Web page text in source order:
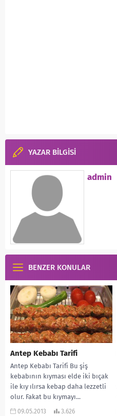
YAZAR BİLGİSİ
admin
BENZER KONULAR
Antep Kebabı Tarifi
Antep Kebabı Tarifi Bu şiş
kebabının kıyması elde iki bıçak
ile kıy ılırsa kebap daha lezzetli
olur. Fakat bu kıymayı...
09.05.2013 3.626